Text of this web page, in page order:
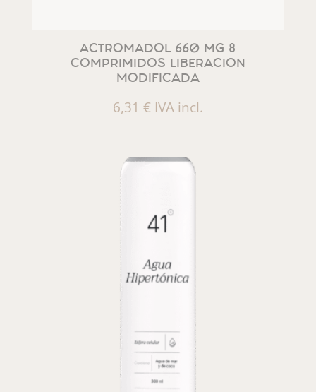
ACTROMADOL 660 MG 8
COMPRIMIDOS LIBERACION
MODIFICADA
6,31 € IVA incl.